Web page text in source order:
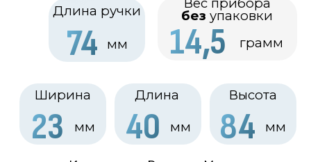
минимум усилий
больше угол –
меньше сопротивление
режущее, а не рубящее
движение
принципах:
3